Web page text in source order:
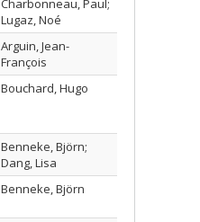
Charbonneau, Paul;
Lugaz, Noé
Arguin, Jean-
François
Bouchard, Hugo
Benneke, Björn;
Dang, Lisa
Benneke, Björn